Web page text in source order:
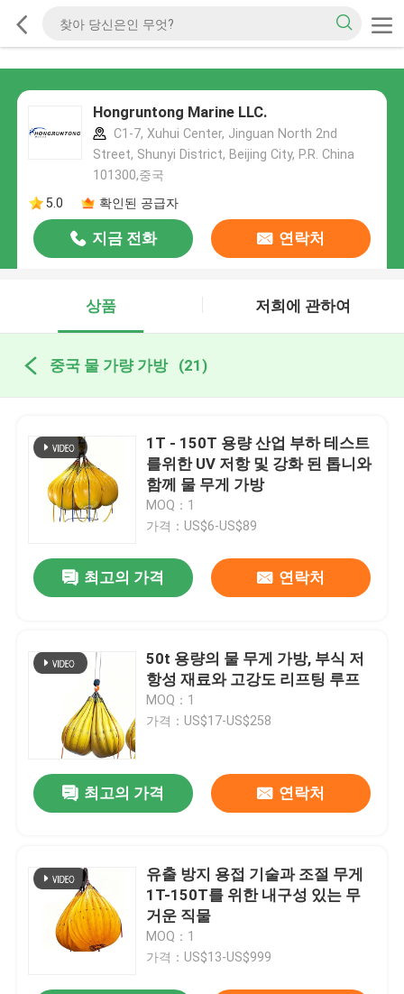
Hongruntong Marine LLC.
C1-7, Xuhui Center, Jinguan North 2nd
Street, Shunyi District, Beijing City, P.R. China
101300,중국
5.0
확인된 공급자
지금 전화 연락처
상품 저희에 관하여
중국 물 가량 가방 (21)
1T - 150T 용량 산업 부하 테스트
를위한 UV 저항 및 강화 된 톱니와
함께 물 무게 가방
MOQ：1
가격：US$6-US$89
최고의 가격 연락처
50t 용량의 물 무게 가방, 부식 저
항성 재료와 고강도 리프팅 루프
MOQ：1
가격：US$17-US$258
최고의 가격 연락처
유출 방지 용접 기술과 조절 무게
1T-150T를 위한 내구성 있는 무
거운 직물
MOQ：1
가격：US$13-US$999